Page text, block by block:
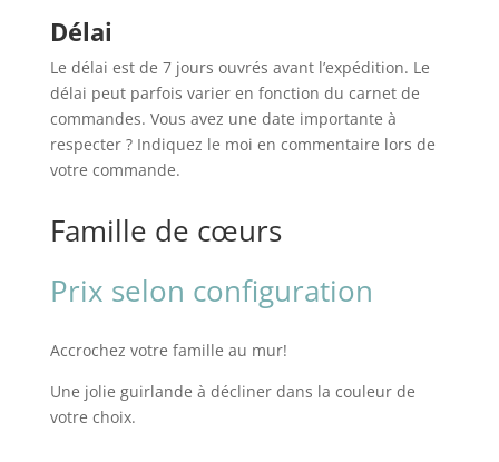
Délai
Le délai est de 7 jours ouvrés avant l’expédition. Le
délai peut parfois varier en fonction du carnet de
commandes. Vous avez une date importante à
respecter ? Indiquez le moi en commentaire lors de
votre commande.
Famille de cœurs
Prix selon configuration
Accrochez votre famille au mur!
Une jolie guirlande à décliner dans la couleur de
votre choix.